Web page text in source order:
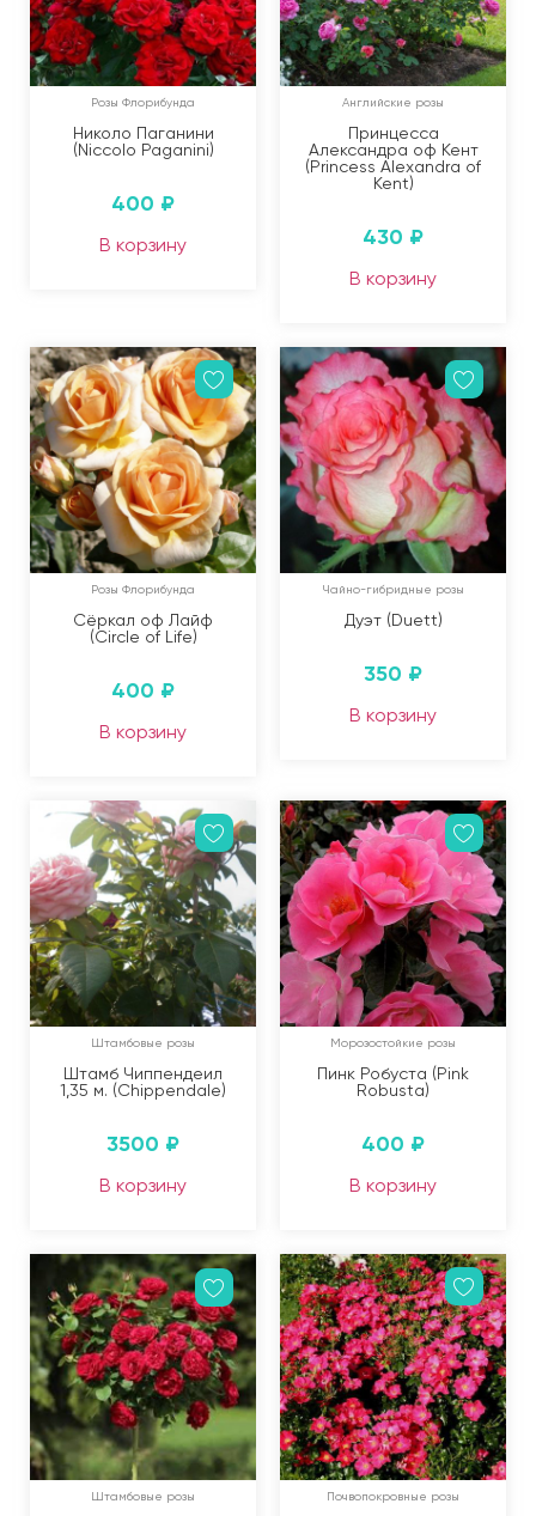
Розы Флорибунда
Николо Паганини
(Niccolo Paganini)
400 ₽
В корзину
Английские розы
Принцесса
Александра оф Кент
(Princess Alexandra of
Kent)
430 ₽
В корзину
Розы Флорибунда
Сёркал оф Лайф
(Circle of Life)
400 ₽
В корзину
Чайно-гибридные розы
Дуэт (Duett)
350 ₽
В корзину
Штамбовые розы
Штамб Чиппендеил
1,35 м. (Chippendale)
3500 ₽
В корзину
Морозостойкие розы
Пинк Робуста (Pink
Robusta)
400 ₽
В корзину
Штамбовые розы Почвопокровные розы